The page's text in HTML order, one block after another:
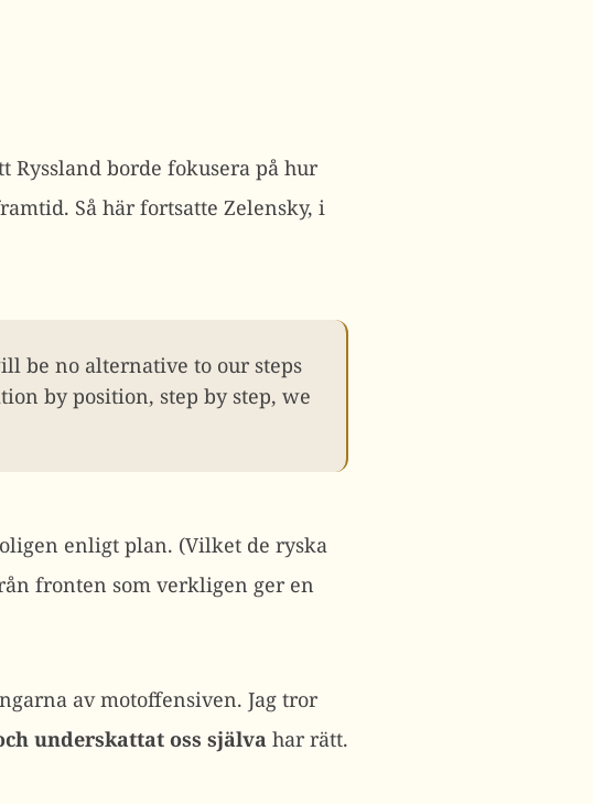
borde fokusera på hur
Så här fortsatte Zelensky, i
be no alternative to our steps
by position, step by step, we
enligt plan. (Vilket de ryska
fronten som verkligen ger en
av motoffensiven. Jag tror
underskattat oss själva har rätt.